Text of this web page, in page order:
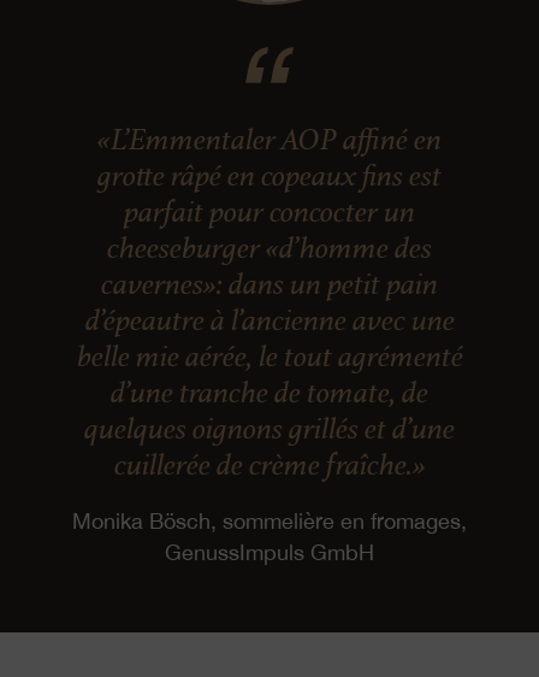
«L’Emmentaler AOP affiné en
grotte râpé en copeaux fins est
parfait pour concocter un
cheeseburger «d’homme des
cavernes»: dans un petit pain
d’épeautre à l’ancienne avec une
belle mie aérée, le tout agrémenté
d’une tranche de tomate, de
quelques oignons grillés et d’une
cuillerée de crème fraîche.»
Monika Bösch, sommelière en fromages,
GenussImpuls GmbH